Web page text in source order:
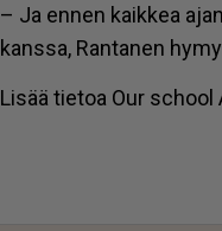
– Ja en­nen kaik­kea
kans­sa, Ran­ta­nen
Li­sää tie­toa Our